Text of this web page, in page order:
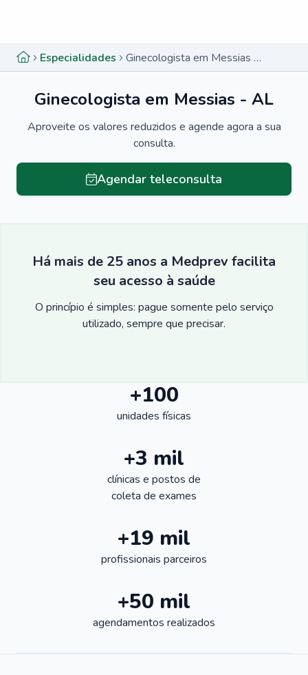
Especialidades Ginecologista em Messias - AL
Ginecologista em Messias - AL
Aproveite os valores reduzidos e agende agora a sua
consulta.
Agendar teleconsulta
Há mais de 25 anos a Medprev facilita
seu acesso à saúde
O princípio é simples: pague somente pelo serviço
utilizado, sempre que precisar.
+100
unidades físicas
+3 mil
clínicas e postos de
coleta de exames
+19 mil
profissionais parceiros
+50 mil
agendamentos realizados